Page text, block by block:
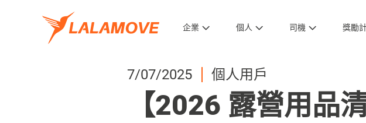
企業 個人 司機 獎勵
7/07/2025 個人用戶
【2026 露營用品